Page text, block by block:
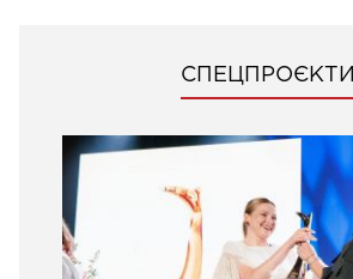
СПЕЦПРОЄКТИ